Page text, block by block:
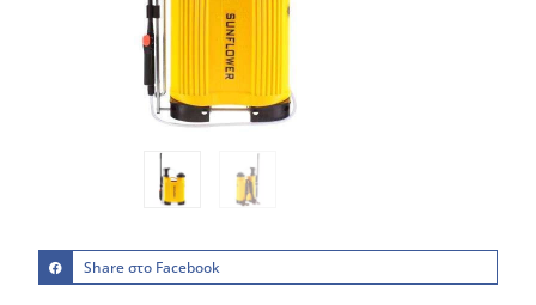
Share στο Facebook